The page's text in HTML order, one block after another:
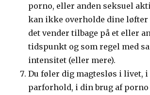
porno, eller anden seksuel
kan ikke overholde dine
det vender tilbage på et eller
tidspunkt og som regel med
intensitet (eller mere).
Du føler dig magtesløs i livet,
parforhold, i din brug af porno